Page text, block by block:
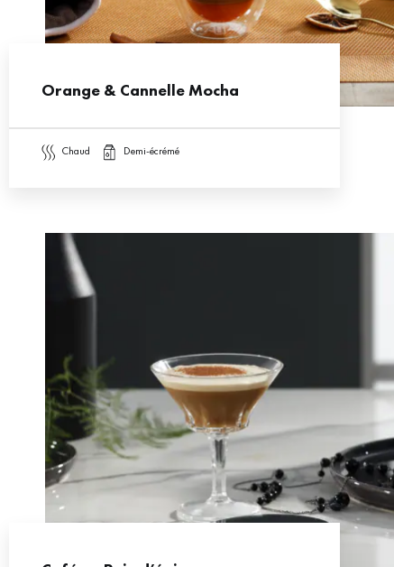
Orange & Cannelle Mocha
chaud demi-écrémé